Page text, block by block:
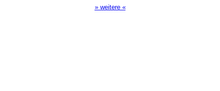
» weitere «